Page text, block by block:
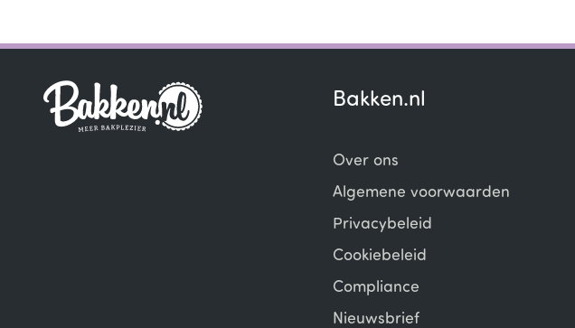
Bakken.nl
Over ons
Algemene voorwaarden
Privacybeleid
Cookiebeleid
Compliance
Nieuwsbrief